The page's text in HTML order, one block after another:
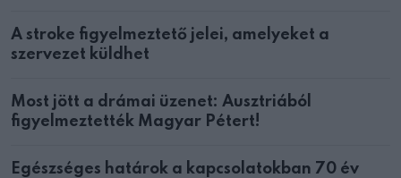
A stroke figyelmeztető jelei, amelyeket a
szervezet küldhet
Most jött a drámai üzenet: Ausztriából
figyelmeztették Magyar Pétert!
Egészséges határok a kapcsolatokban 70 év